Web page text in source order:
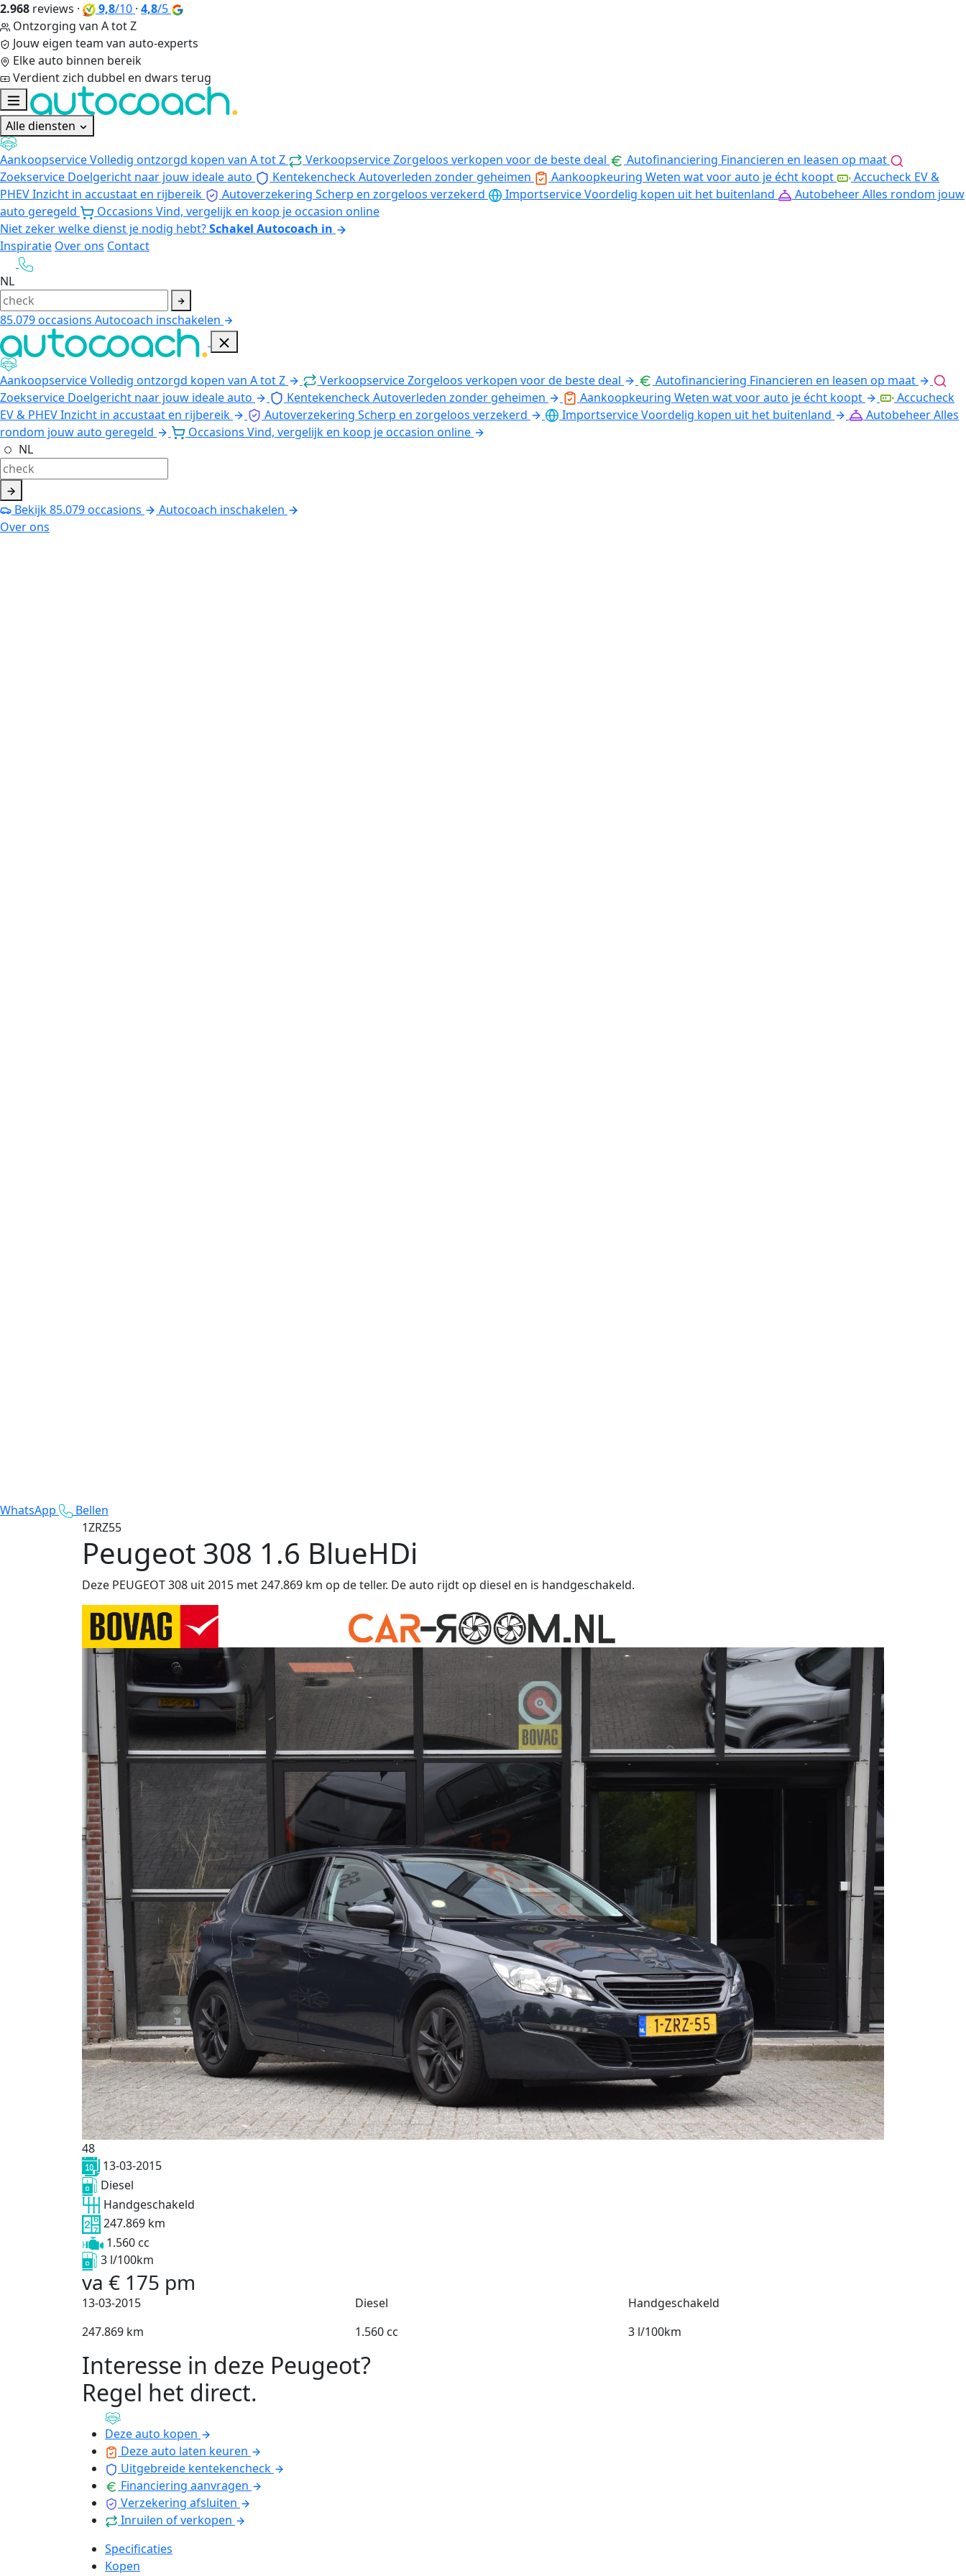
2.968 reviews · 9,8/10 · 4,8/5
Ontzorging van A tot Z
Jouw eigen team van auto-experts
Elke auto binnen bereik
Verdient zich dubbel en dwars terug
Alle diensten
AankoopserviceVolledig ontzorgd kopen van A tot Z VerkoopserviceZorgeloos verkopen voor de beste deal Autofinanciering Financieren en leasen op maat
Zoekservice Doelgericht naar jouw ideale auto KentekencheckAutoverleden zonder geheimen Aankoopkeuring Weten wat voor auto je écht koopt
Accucheck EV &
PHEVInzicht in accustaat en rijbereik Autoverzekering Scherp en zorgeloos verzekerd ImportserviceVoordelig kopen uit het buitenland AutobeheerAlles rondom jouw
auto geregeld
Occasions Vind, vergelijk en koop je occasion online
Niet zeker welke dienst je nodig hebt?Schakel Autocoach in
Inspiratie Over ons Contact
NL
85.079occasions Autocoach inschakelen
AankoopserviceVolledig ontzorgd kopen van A tot Z VerkoopserviceZorgeloos verkopen voor de beste deal Autofinanciering Financieren en leasen op maat
Zoekservice Doelgericht naar jouw ideale auto KentekencheckAutoverleden zonder geheimen Aankoopkeuring Weten wat voor auto je écht koopt
Accucheck
EV & PHEVInzicht in accustaat en rijbereik Autoverzekering Scherp en zorgeloos verzekerd ImportserviceVoordelig kopen uit het buitenland AutobeheerAlles
rondom jouw auto geregeld
Occasions Vind, vergelijk en koop je occasion online
NL
Bekijk85.079occasions
Autocoach inschakelen
Over ons
WhatsApp
Bellen
1ZRZ55
Peugeot 308 1.6 BlueHDi
Deze PEUGEOT 308 uit 2015 met 247.869 km op de teller. De auto rijdt op diesel en is handgeschakeld.
48
13-03-2015
Diesel
Handgeschakeld
247.869 km
1.560 cc
3 l/100km
va € 175 pm
13-03-2015 Diesel
Handgeschakeld
247.869 km
1.560 cc 3 l/100km
Interesse in deze Peugeot?
Regel het direct.
Deze auto kopen
Deze auto laten keuren
Uitgebreide kentekencheck
Financiering aanvragen
Verzekering afsluiten
Inruilen of verkopen
Specificaties
Kopen